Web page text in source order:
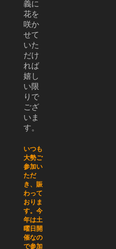
義に
花を
咲か
せて
いた
だけ
れば
嬉し
い限
りで
ござ
いま
す。
いつも
大勢ご
参加い
ただ
き、賑
わって
おりま
す。今
年は土
曜日開
催なの
で参加